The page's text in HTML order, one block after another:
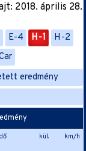
2018. április 28.
E-4 H-1
H-2
eredmény
kül. km/h